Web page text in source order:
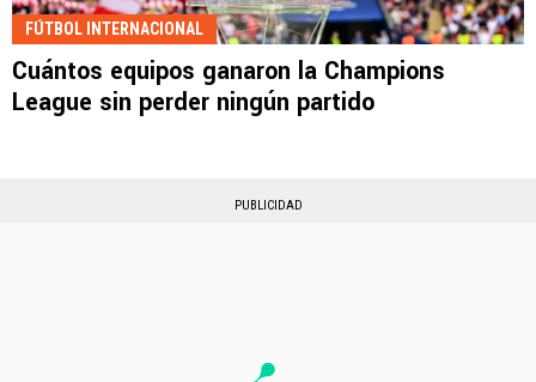
FÚTBOL INTERNACIONAL
Cuántos equipos ganaron la Champions
League sin perder ningún partido
PUBLICIDAD